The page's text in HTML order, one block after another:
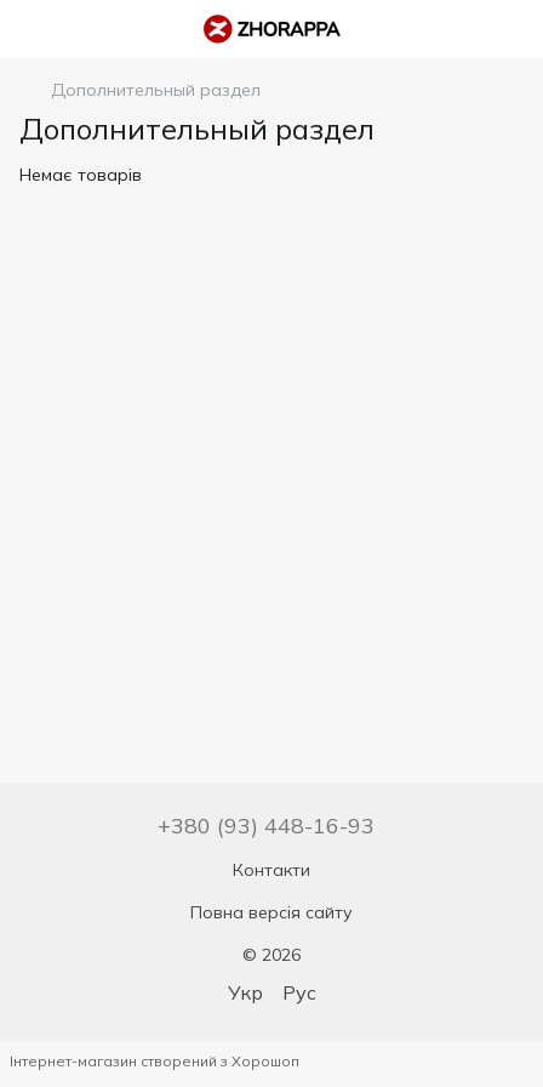
Дополнительный раздел
Дополнительный раздел
Немає товарів
+380 (93) 448-16-93
Контакти
Повна версія сайту
© 2026
Укр Рус
Інтернет-магазин створений з Хорошоп